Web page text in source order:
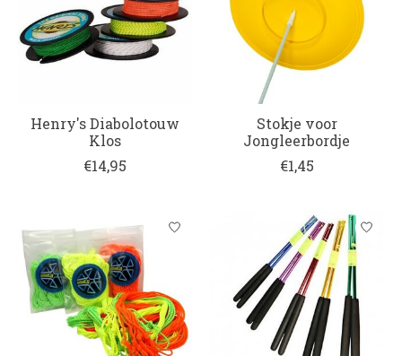
Henry's Diabolotouw
Klos
€14,95
Stokje voor
Jongleerbordje
€1,45